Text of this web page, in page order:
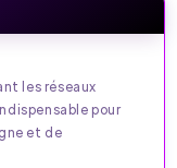
les réseaux
pour
et de